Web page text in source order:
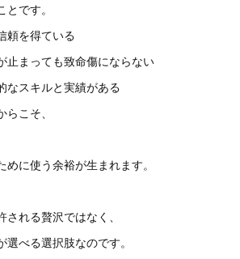
です。
頼を得ている
止まっても致命傷にならない
なスキルと実績がある
こそ、
に使う余裕が生まれます。
れる贅沢ではなく、
べる選択肢なのです。